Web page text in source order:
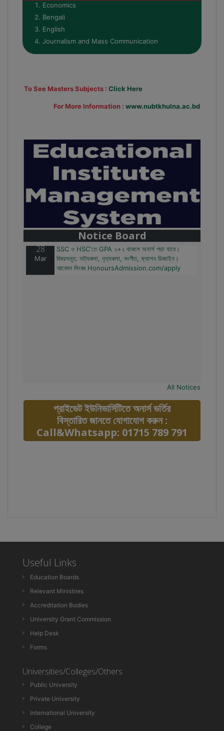
Economics
Bengali
English
Journalism and Mass Communication
To See Masters Subjects : Click Here
For More Information : www.nubtkhulna.ac.bd
Notice Board
বাজেটের মধ্যে প্রাইভেট ইউনিভার্সিটিতে অনার্স পড়ার সুযোগ।
২০টির অধিক বিষয়, ৪ বছরে মোট খরচ ২ লক্ষ থেকে ৫ লক্ষ টাকা।
আবেদন লিংকঃ HonoursAdmission.com/apply
28
Mar
SSC ও HSC'তে GPA ২+২ থাকলে অনার্স পড়া যাবে।
বিষয়সমূহ: নাট্যকলা, নৃত্যকলা, সংগীত, ফ্যাশন ডিজাইন।
আবেদন লিংকঃ HonoursAdmission.com/apply
All Notices
প্রাইভেট ইউনিভার্সিটিতে অনার্স ভর্তির
বিস্তারিত জানতে যোগাযোগ করুন :
Call&Whatsapp: 01715 789 791
Useful Links
Education Boards
Relevant Ministries
Accreditation Bodies
University Grant Commission
Help Desk
Forms
Universities/Colleges/Others
Public University
Private University
International University
College